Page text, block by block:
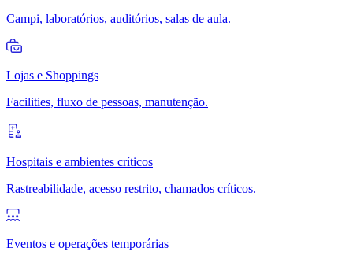
Campi, laboratórios, auditórios, salas de aula.
Lojas e Shoppings
Facilities, fluxo de pessoas, manutenção.
Hospitais e ambientes críticos
Rastreabilidade, acesso restrito, chamados críticos.
Eventos e operações temporárias